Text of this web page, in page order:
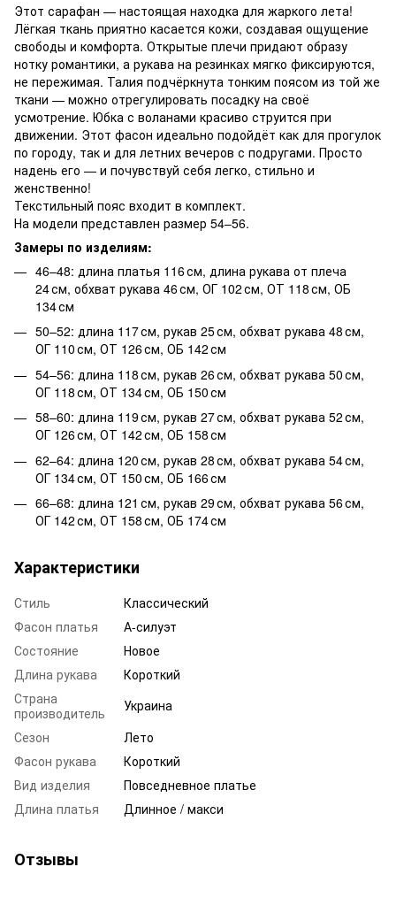
Этот сарафан — настоящая находка для жаркого лета!
Лёгкая ткань приятно касается кожи, создавая ощущение
свободы и комфорта. Открытые плечи придают образу
нотку романтики, а рукава на резинках мягко фиксируются,
не пережимая. Талия подчёркнута тонким поясом из той же
ткани — можно отрегулировать посадку на своё
усмотрение. Юбка с воланами красиво струится при
движении. Этот фасон идеально подойдёт как для прогулок
по городу, так и для летних вечеров с подругами. Просто
надень его — и почувствуй себя легко, стильно и
женственно!
Текстильный пояс входит в комплект.
На модели представлен размер 54–56.
Замеры по изделиям:
46–48: длина платья 116 см, длина рукава от плеча
24 см, обхват рукава 46 см, ОГ 102 см, ОТ 118 см, ОБ
134 см
50–52: длина 117 см, рукав 25 см, обхват рукава 48 см,
ОГ 110 см, ОТ 126 см, ОБ 142 см
54–56: длина 118 см, рукав 26 см, обхват рукава 50 см,
ОГ 118 см, ОТ 134 см, ОБ 150 см
58–60: длина 119 см, рукав 27 см, обхват рукава 52 см,
ОГ 126 см, ОТ 142 см, ОБ 158 см
62–64: длина 120 см, рукав 28 см, обхват рукава 54 см,
ОГ 134 см, ОТ 150 см, ОБ 166 см
66–68: длина 121 см, рукав 29 см, обхват рукава 56 см,
ОГ 142 см, ОТ 158 см, ОБ 174 см
Характеристики
Стиль
Классический
Фасон платья
А-силуэт
Состояние
Новое
Длина рукава
Короткий
Страна
производитель
Украина
Сезон
Лето
Фасон рукава
Короткий
Вид изделия
Повседневное платье
Длина платья
Длинное / макси
Отзывы